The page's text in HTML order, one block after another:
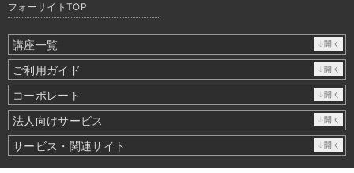
フォーサイトTOP
講座一覧 ↓開く
ご利用ガイド ↓開く
コーポレート ↓開く
法人向けサービス ↓開く
サービス・関連サイト ↓開く